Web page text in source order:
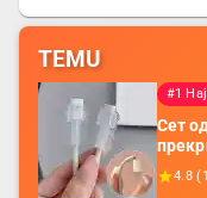
TEMU
#1
Сет
4.8 (